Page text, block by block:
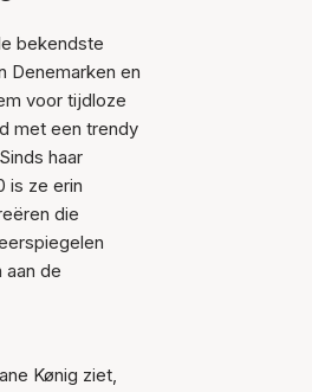
bekendste
Denemarken en
voor tijdloze
met een trendy
haar
is ze erin
die
de
Kønig ziet,